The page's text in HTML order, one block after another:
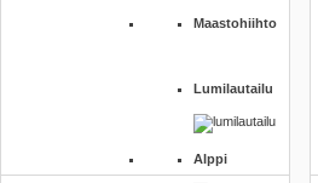
Maastohiihto
Lumilautailu
Alppi